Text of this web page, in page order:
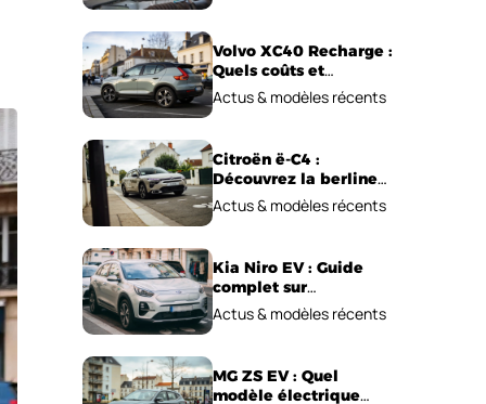
Volvo XC40 Recharge :
Quels coûts et
performances
électriques ?
Actus & modèles récents
Citroën ë-C4 :
Découvrez la berline
électrique
emblématique!
Actus & modèles récents
Kia Niro EV : Guide
complet sur
l’autonomie et le prix !
Actus & modèles récents
MG ZS EV : Quel
modèle électrique